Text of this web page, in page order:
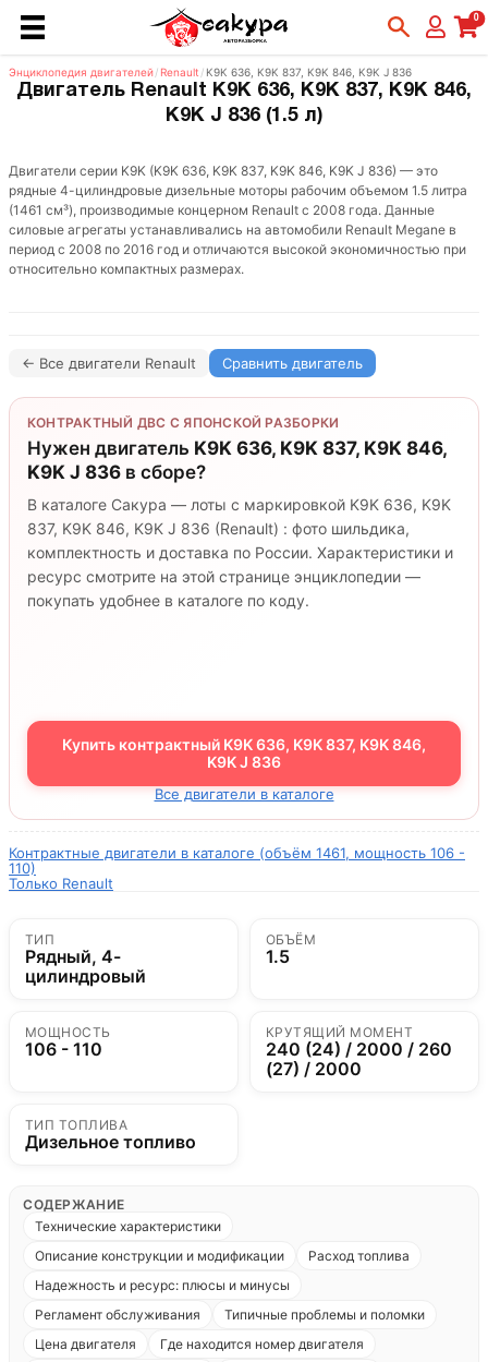
0
Энциклопедия двигателей/ Renault / K9K 636, K9K 837, K9K 846, K9K J 836
Двигатель Renault K9K 636, K9K 837, K9K 846,
K9K J 836 (1.5 л)
Двигатели серии K9K (K9K 636, K9K 837, K9K 846, K9K J 836) — это
рядные 4-цилиндровые дизельные моторы рабочим объемом 1.5 литра
(1461 см³), производимые концерном Renault с 2008 года. Данные
силовые агрегаты устанавливались на автомобили Renault Megane в
период с 2008 по 2016 год и отличаются высокой экономичностью при
относительно компактных размерах.
← Все двигатели Renault Сравнить двигатель
КОНТРАКТНЫЙ ДВС С ЯПОНСКОЙ РАЗБОРКИ
Нужен двигатель K9K 636, K9K 837, K9K 846,
K9K J 836 в сборе?
В каталоге Сакура — лоты с маркировкой K9K 636, K9K
837, K9K 846, K9K J 836 (Renault) : фото шильдика,
комплектность и доставка по России. Характеристики и
ресурс смотрите на этой странице энциклопедии —
покупать удобнее в каталоге по коду.
Купить контрактный K9K 636, K9K 837, K9K 846,
K9K J 836
Все двигатели в каталоге
Контрактные двигатели в каталоге (объём 1461, мощность 106 -
110)
Только Renault
ТИП
Рядный, 4-
цилиндровый
ОБЪЁМ
1.5
МОЩНОСТЬ
106 - 110
КРУТЯЩИЙ МОМЕНТ
240 (24) / 2000 / 260
(27) / 2000
ТИП ТОПЛИВА
Дизельное топливо
СОДЕРЖАНИЕ
Технические характеристики
Описание конструкции и модификации
Расход топлива
Надежность и ресурс: плюсы и минусы
Регламент обслуживания
Типичные проблемы и поломки
Цена двигателя
Где находится номер двигателя